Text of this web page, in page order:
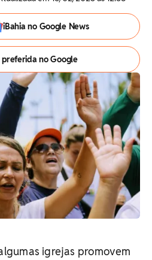
iBahia no Google News
no Google
igrejas promovem